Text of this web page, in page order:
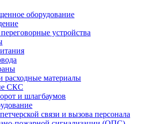
оборудование
устройства
материалы
СКС
и шлагбаумов
связи и вызова персонала